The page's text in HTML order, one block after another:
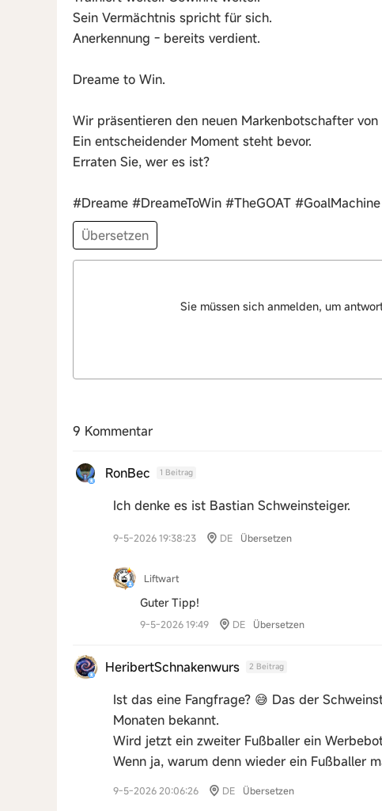
Sein Vermächtnis spricht für sich.
Anerkennung - bereits verdient.
Dreame to Win.
Wir präsentieren den neuen Markenbotschafter von
Ein entscheidender Moment steht bevor.
Erraten Sie, wer es ist?
#Dreame #DreameToWin #TheGOAT #GoalMachine
Übersetzen
Sie müssen sich anmelden, um
9 Kommentar
RonBec 1 Beitrag
Ich denke es ist Bastian Schweinsteiger.
9-5-2026 19:38:23 DE Übersetzen
Liftwart
Guter Tipp!
9-5-2026 19:49 DE Übersetzen
HeribertSchnakenwurs 2 Beitrag
Ist das eine Fangfrage? 😅 Das der
Monaten bekannt.
Wird jetzt ein zweiter Fußballer ein
Wenn ja, warum denn wieder ein Fußballer
9-5-2026 20:06:26 DE Übersetzen